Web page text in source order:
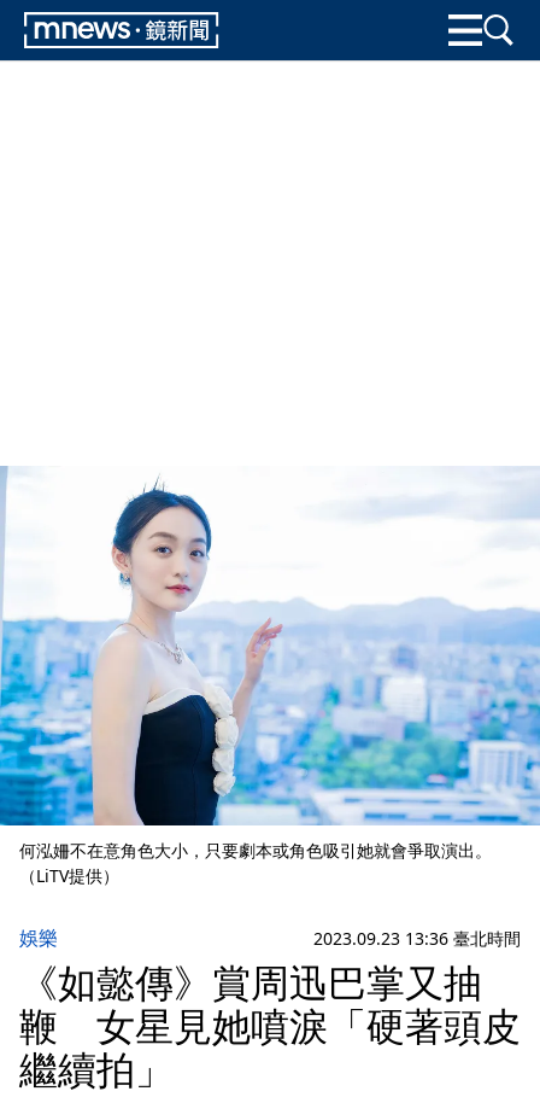
何泓姍不在意角色大小，只要劇本或角色吸引她就會爭取演出。
（LiTV提供）
娛樂 2023.09.23 13:36 臺北時間
《如懿傳》賞周迅巴掌又抽
鞭 女星見她噴淚「硬著頭皮
繼續拍」